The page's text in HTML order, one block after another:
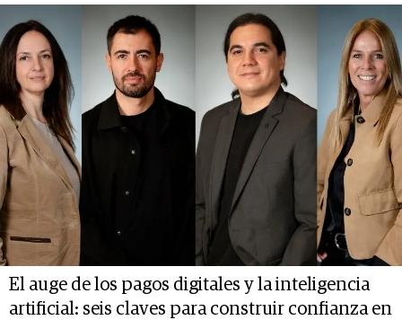
El auge de los pagos digitales y la inteligencia
artificial: seis claves para construir confianza en